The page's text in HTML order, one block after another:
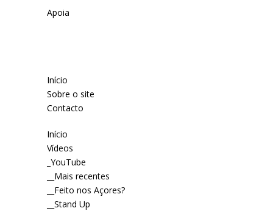
Apoia
Início
Sobre o site
Contacto
Início
Vídeos
_YouTube
__Mais recentes
__Feito nos Açores?
__Stand Up